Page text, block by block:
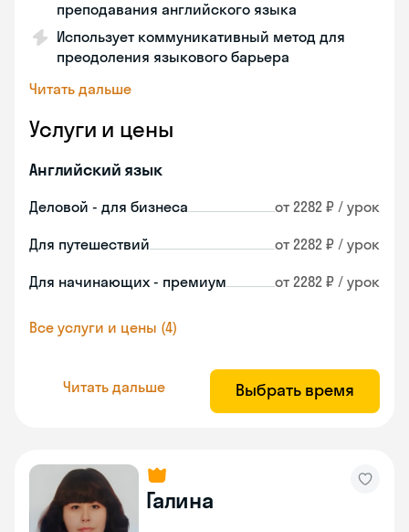
преподавания английского языка
Использует коммуникативный метод для
преодоления языкового барьера
Читать дальше
Услуги и цены
Английский язык
Деловой - для бизнеса от 2282 ₽ / урок
Для путешествий от 2282 ₽ / урок
Для начинающих - премиум от 2282 ₽ / урок
Все услуги и цены (4)
Читать дальше Выбрать время
Галина